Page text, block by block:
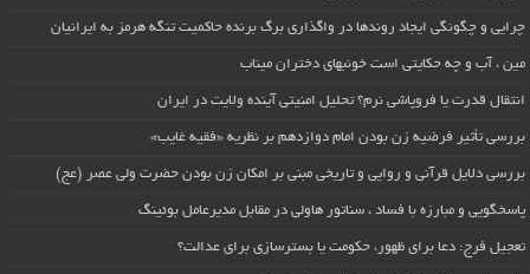
چرایی و چگونگی ایجاد روندها در واگذاری برگ برنده حاکمیت تنگه هرمز به ایرانیان
مین ، آب و چه حکایتی است خونبهای دختران میناب
انتقال قدرت یا فروپاشی نرم؟ تحلیل امنیتی آینده ولایت در ایران
بررسی تأثیر فرضیه زن بودن امام دوازدهم بر نظریه «فقیه غایب»
بررسی دلایل قرآنی و روایی و تاریخی مبنی بر امکان زن بودن حضرت ولی عصر (عج)
پاسخگویی و مبارزه با فساد ، سناتور هاولی در مقابل مدیرعامل بوئینگ
تعجیل فرج: دعا برای ظهور، حکومت یا بسترسازی برای عدالت؟